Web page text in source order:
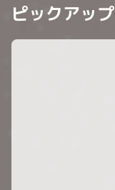
ピックアップ